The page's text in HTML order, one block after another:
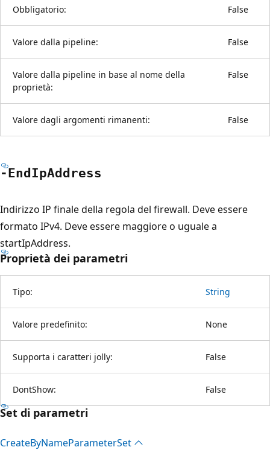
Obbligatorio: False
Valore dalla pipeline: False
Valore dalla pipeline in base al nome della
proprietà:
False
Valore dagli argomenti rimanenti: False
-End IpAddress
Indirizzo IP finale della regola del firewall. Deve essere
formato IPv4. Deve essere maggiore o uguale a
startIpAddress.
Proprietà dei parametri
Tipo: String
Valore predefinito: None
Supporta i caratteri jolly: False
DontShow: False
Set di parametri
CreateByNameParameterSet